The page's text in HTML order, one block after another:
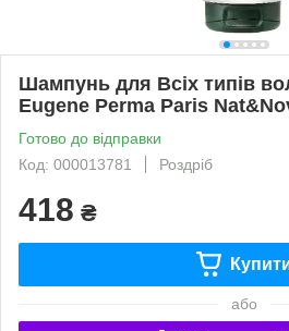
Шампунь для Всіх типів
Eugene Рerma Paris
Готово до відправки
Код: 000013781
Роздріб
418 ₴
або